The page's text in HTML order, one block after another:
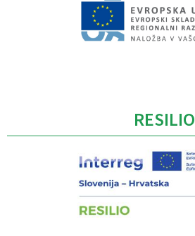
RESILIO